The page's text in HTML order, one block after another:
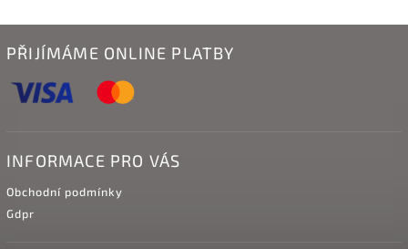
PŘIJÍMÁME ONLINE PLATBY
INFORMACE PRO VÁS
Obchodní podmínky
Gdpr